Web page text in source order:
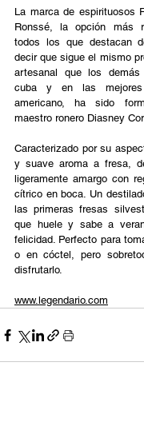
La marca de espirituosos
Ronssé, la opción más
todos los que destacan
decir que sigue el mismo
artesanal que los demás
cuba y en las
americano, ha sido
maestro ronero Diasney
Caracterizado por su
y suave aroma a fresa,
ligeramente amargo con
cítrico en boca. Un
las primeras fresas
que huele y sabe a
felicidad. Perfecto para
o en cóctel, pero
disfrutarlo.
www.legendario.com